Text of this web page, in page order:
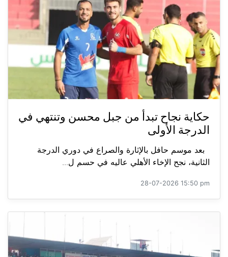
حكاية نجاح تبدأ من جبل محسن وتنتهي في
الدرجة الأولى
بعد موسم حافل بالإثارة والصراع في دوري الدرجة
الثانية، نجح الإخاء الأهلي عاليه في حسم ل...
28-07-2026 15:50 pm